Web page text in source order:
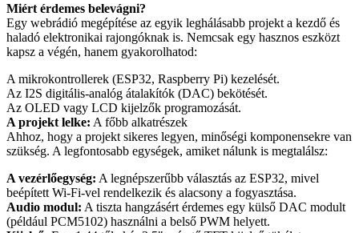
Miért érdemes belevágni?
Egy webrádió megépítése az egyik leghálásabb projekt a kezdő és
haladó elektronikai rajongóknak is. Nemcsak egy hasznos eszközt
kapsz a végén, hanem gyakorolhatod:
A mikrokontrollerek (ESP32, Raspberry Pi) kezelését.
Az I2S digitális-analóg átalakítók (DAC) bekötését.
Az OLED vagy LCD kijelzők programozását.
A projekt lelke: A főbb alkatrészek
Ahhoz, hogy a projekt sikeres legyen, minőségi komponensekre van
szükség. A legfontosabb egységek, amiket nálunk is megtalálsz:
A vezérlőegység: A legnépszerűbb választás az ESP32, mivel
beépített Wi-Fi-vel rendelkezik és alacsony a fogyasztása.
Audio modul: A tiszta hangzásért érdemes egy külső DAC modult
(például PCM5102) használni a belső PWM helyett.